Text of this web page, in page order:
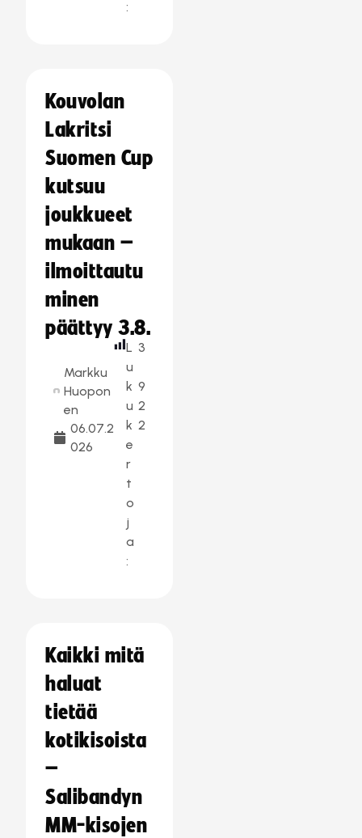
:
Kouvolan
Lakritsi
Suomen Cup
kutsuu
joukkueet
mukaan –
ilmoittautu
minen
päättyy 3.8.
Markku
Huopon
en
06.07.2
026
L
u
k
u
k
e
r
t
o
j
a
:
3
9
2
2
Kaikki mitä
haluat
tietää
kotikisoista
–
Salibandyn
MM-kisojen